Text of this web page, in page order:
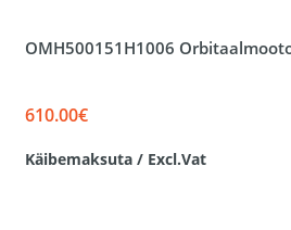
OMH500151H1006
610.00€
Käibemaksuta / Excl.Vat